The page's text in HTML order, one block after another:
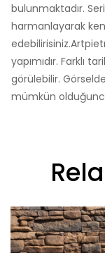
bulunmaktadır.
harmanlayarak
yapımıdır. Farklı
görülebilir.
mümkün olduğunca